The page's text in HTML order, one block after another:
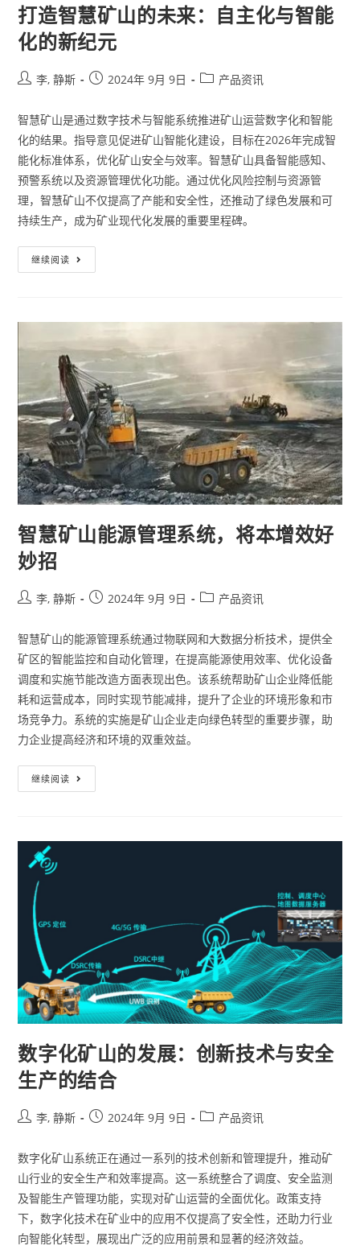
打造智慧矿山的未来：自主化与智能
化的新纪元
李, 静斯 2024年 9月 9日 产品资讯
智慧矿山是通过数字技术与智能系统推进矿山运营数字化和智能
化的结果。指导意见促进矿山智能化建设，目标在2026年完成智
能化标准体系，优化矿山安全与效率。智慧矿山具备智能感知、
预警系统以及资源管理优化功能。通过优化风险控制与资源管
理，智慧矿山不仅提高了产能和安全性，还推动了绿色发展和可
持续生产，成为矿业现代化发展的重要里程碑。
继续阅读
智慧矿山能源管理系统，将本增效好
妙招
李, 静斯 2024年 9月 9日 产品资讯
智慧矿山的能源管理系统通过物联网和大数据分析技术，提供全
矿区的智能监控和自动化管理，在提高能源使用效率、优化设备
调度和实施节能改造方面表现出色。该系统帮助矿山企业降低能
耗和运营成本，同时实现节能减排，提升了企业的环境形象和市
场竞争力。系统的实施是矿山企业走向绿色转型的重要步骤，助
力企业提高经济和环境的双重效益。
继续阅读
数字化矿山的发展：创新技术与安全
生产的结合
李, 静斯 2024年 9月 9日 产品资讯
数字化矿山系统正在通过一系列的技术创新和管理提升，推动矿
山行业的安全生产和效率提高。这一系统整合了调度、安全监测
及智能生产管理功能，实现对矿山运营的全面优化。政策支持
下，数字化技术在矿业中的应用不仅提高了安全性，还助力行业
向智能化转型，展现出广泛的应用前景和显著的经济效益。